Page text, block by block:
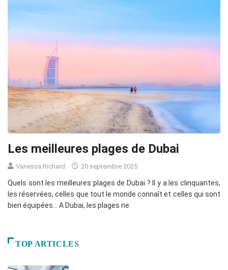
Les meilleures plages de Dubai
Vanessa Richard 20 septembre 2025
Quels sont les meilleures plages de Dubai ? Il y a les clinquantes,
les réservées, celles que tout le monde connaît et celles qui sont
bien équipées… A Dubai, les plages ne
TOP ARTICLES